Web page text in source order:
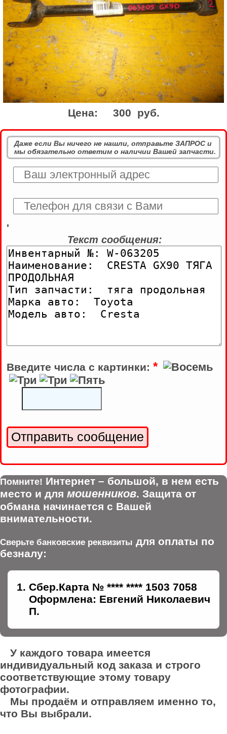
Цена: 300 руб.
Даже если Вы ничего не нашли, отправьте ЗАПРОС и
мы обязательно ответим о наличии Вашей запчасти.
'
Текст сообщения:
Введите числа с картинки: *
Помните! Интернет – большой, в нем есть
место и для мошенников. Защита от
обмана начинается с Вашей
внимательности.
Сверьте банковские реквизиты для оплаты по
безналу:
Сбер.Карта № **** **** 1503 7058
Оформлена: Евгений Николаевич
П.
У каждого товара имеется
индивидуальный код заказа и строго
соответствующие этому товару
фотографии.
Мы продаём и отправляем именно то,
что Вы выбрали.